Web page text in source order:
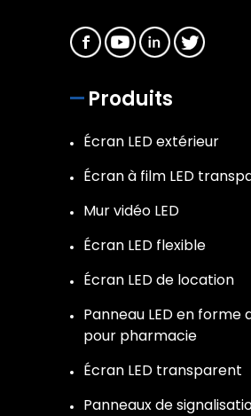
Produits
Écran LED extérieur
Écran à film LED
Mur vidéo LED
Écran LED flexible
Écran LED de location
Panneau LED en forme
pour pharmacie
Écran LED transparent
Panneaux de